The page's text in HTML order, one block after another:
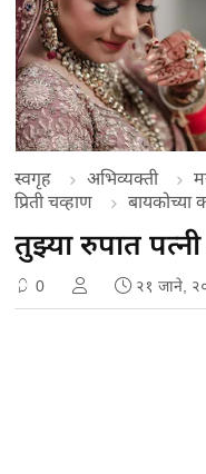
स्वगृह अभिव्यक्ती
प्रिती चव्हाण
बायकोच्या
तुझ्या रुपात
0 २१ जाने,